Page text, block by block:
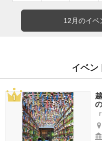
12月のイベ
イベン